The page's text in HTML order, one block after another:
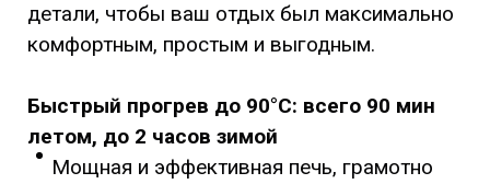
детали, чтобы ваш отдых был максимально
комфортным, простым и выгодным.
Быстрый прогрев до 90°C: всего 90 мин
летом, до 2 часов зимой
Мощная и эффективная печь, грамотно